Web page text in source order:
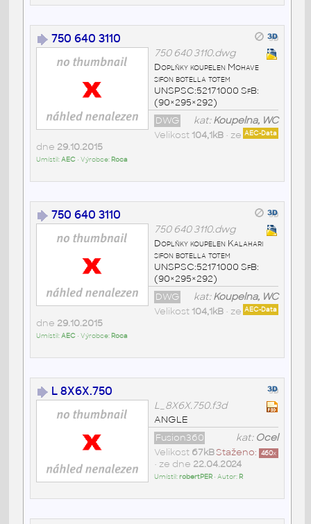
750 640 3110
750 640 3110.dwg
Doplňky koupelen Mohave
sifon botella totem
UNSPSC:52171000 SfB:
(90×295×292)
kat:Koupelna, WC
DWG
AEC-Data
Velikost 104,1kB• ze
dne 29.10.2015
Umístil:AEC• Výrobce: Roca
750 640 3110
750 640 3110.dwg
Doplňky koupelen Kalahari
sifon botella totem
UNSPSC:52171000 SfB:
(90×295×292)
kat:Koupelna, WC
DWG
AEC-Data
Velikost 104,1kB• ze
dne 29.10.2015
Umístil:AEC• Výrobce: Roca
L 8X6X.750
L_8X6X.750.f3d
ANGLE
kat: Ocel
Fusion360
Staženo: 460x
Velikost 67kB
• ze dne 22.04.2024
Umístil:robertPER• Autor: R